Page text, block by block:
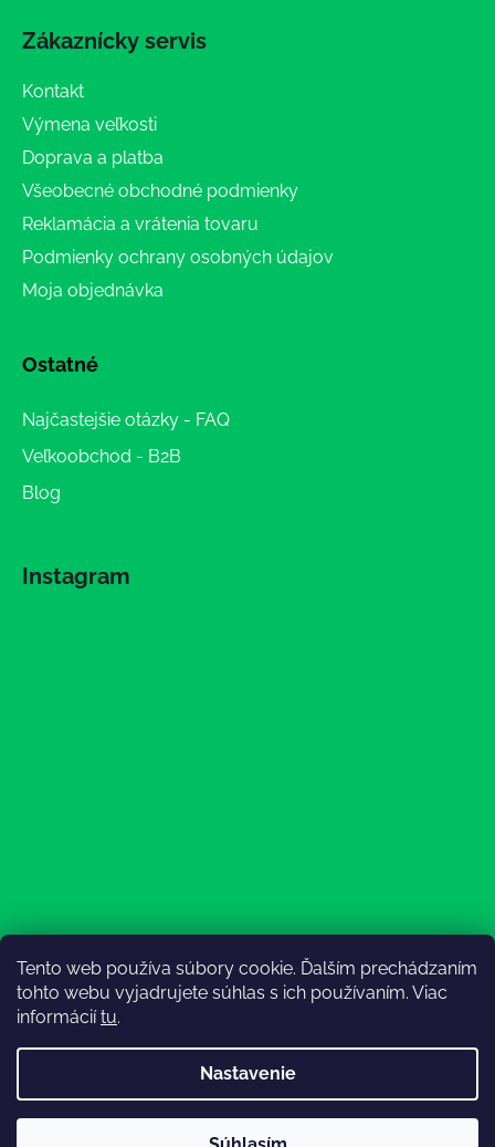
Tento web používa súbory cookie. Ďalším prechádzaním
tohto webu vyjadrujete súhlas s ich používaním. Viac
informáciítu.
Nastavenie
Zákaznícky servis
Kontakt
Výmena veľkosti
Doprava a platba
Všeobecné obchodné podmienky
Reklamácia a vrátenia tovaru
Podmienky ochrany osobných údajov
Moja objednávka
Ostatné
Najčastejšie otázky - FAQ
Veľkoobchod - B2B
Blog
Instagram
Sledovať na Instagrame